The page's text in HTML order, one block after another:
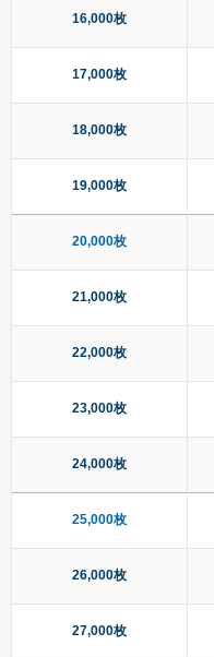
16,000枚
17,000枚
18,000枚
19,000枚
20,000枚
21,000枚
22,000枚
23,000枚
24,000枚
25,000枚
26,000枚
27,000枚